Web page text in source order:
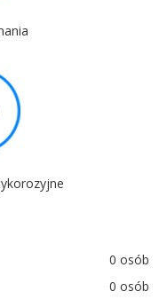
0 osób
0 osób